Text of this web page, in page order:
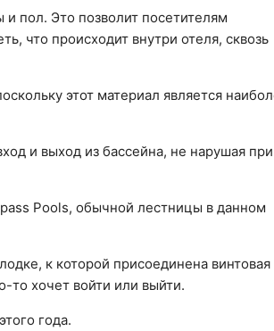
и пол. Это позволит посетителям
что происходит внутри отеля, сквозь
этот материал является
и выход из бассейна, не нарушая при
Pools, обычной лестницы в данном
к которой присоединена винтовая
то хочет войти или выйти.
года.